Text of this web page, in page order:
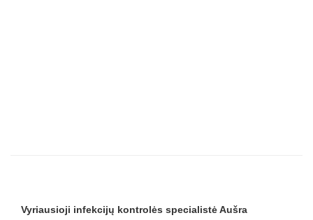
Vyriausioji infekcijų kontrolės specialistė Aušra